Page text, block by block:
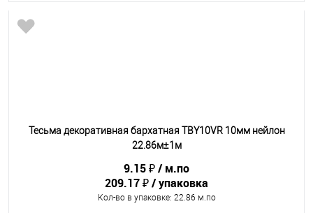
Тесьма декоративная бархатная TBY10VR 10мм нейлон
22.86м±1м
9.15 ₽
м.по
209.17 ₽
упаковка
Кол-во в упаковке: 22.86 м.по